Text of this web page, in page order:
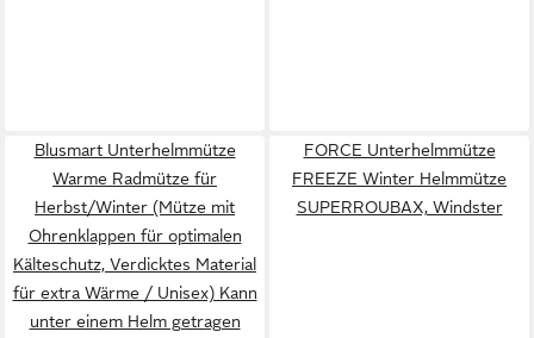
Blusmart Unterhelmmütze
Warme Radmütze für
Herbst/Winter (Mütze mit
Ohrenklappen für optimalen
Kälteschutz, Verdicktes Material
für extra Wärme / Unisex) Kann
unter einem Helm getragen
FORCE Unterhelmmütze
FREEZE Winter Helmmütze
SUPERROUBAX, Windster